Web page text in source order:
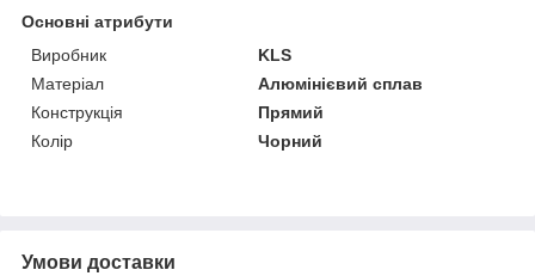
Основні атрибути
Виробник
KLS
Матеріал
Алюмінієвий сплав
Конструкція
Прямий
Колір
Чорний
Умови доставки